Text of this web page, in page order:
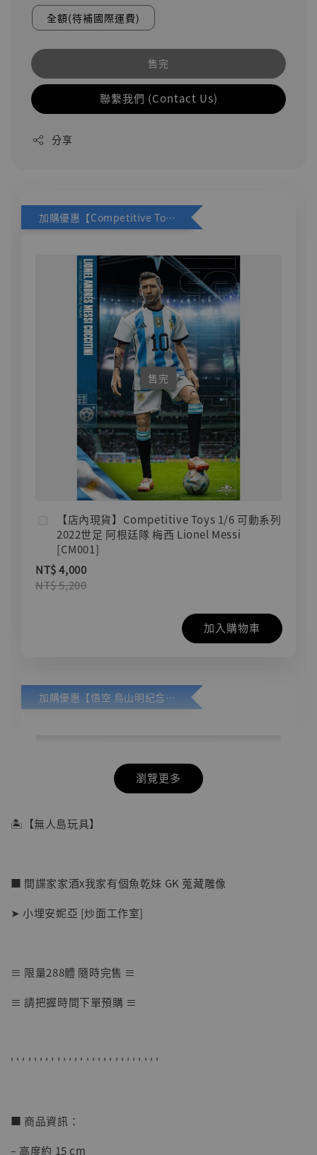
全額(待補國際運費)
售完
聯繫我們 (Contact Us)
分享
加購優惠【Competitive Toys 梅西 [CM001]】
售完
【店內現貨】Competitive Toys 1/6 可動系列
2022世足 阿根廷隊 梅西 Lionel Messi
[CM001]
NT$ 4,000
NT$ 5,200
加入購物車
加購優惠【悟空 鳥山明紀念款 [奇蹟工作室]】
【店內現貨】七龍珠 系列蒐藏雕像 悟空 鳥山
NT$ 5,580
瀏覽更多
🏝【無人島玩具】
■ 間諜家家酒x我家有個魚乾妹 GK 蒐藏雕像
➤ 小埋安妮亞 [炒面工作室]
≡ 限量288體 隨時完售 ≡
≡ 請把握時間下單預購 ≡
' ' ' ' ' ' ' ' ' ' ' ' ' ' ' ' ' ' ' ' ' ' ' ' ' '
■ 商品資訊：
– 高度約 15 cm